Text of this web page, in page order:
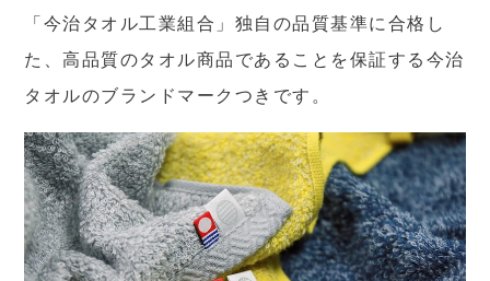
「今治タオル工業組合」独自の品質基準に合格し
た、高品質のタオル商品であることを保証する今治
タオルのブランドマークつきです。